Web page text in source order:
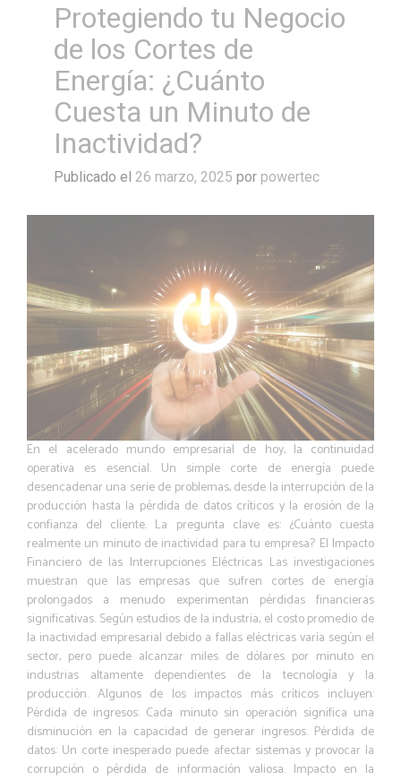
Protegiendo tu Negocio
de los Cortes de
Energía: ¿Cuánto
Cuesta un Minuto de
Inactividad?
Publicado el 26 marzo, 2025 por powertec
En el acelerado mundo empresarial de hoy, la continuidad
operativa es esencial. Un simple corte de energía puede
desencadenar una serie de problemas, desde la interrupción de la
producción hasta la pérdida de datos críticos y la erosión de la
confianza del cliente. La pregunta clave es: ¿Cuánto cuesta
realmente un minuto de inactividad para tu empresa? El Impacto
Financiero de las Interrupciones Eléctricas Las investigaciones
muestran que las empresas que sufren cortes de energía
prolongados a menudo experimentan pérdidas financieras
significativas. Según estudios de la industria, el costo promedio de
la inactividad empresarial debido a fallas eléctricas varía según el
sector, pero puede alcanzar miles de dólares por minuto en
industrias altamente dependientes de la tecnología y la
producción. Algunos de los impactos más críticos incluyen:
Pérdida de ingresos: Cada minuto sin operación significa una
disminución en la capacidad de generar ingresos. Pérdida de
datos: Un corte inesperado puede afectar sistemas y provocar la
corrupción o pérdida de información valiosa. Impacto en la